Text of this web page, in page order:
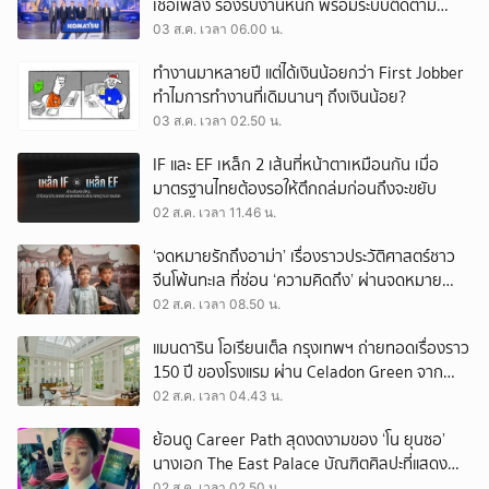
เชื้อเพลิง รองรับงานหนัก พร้อมระบบติดตาม
เครื่องจักรผ่านดาวเทียม
03 ส.ค. เวลา 06.00 น.
ทำงานมาหลายปี แต่ได้เงินน้อยกว่า First Jobber
ทำไมการทำงานที่เดิมนานๆ ถึงเงินน้อย?
03 ส.ค. เวลา 02.50 น.
IF และ EF เหล็ก 2 เส้นที่หน้าตาเหมือนกัน เมื่อ
มาตรฐานไทยต้องรอให้ตึกถล่มก่อนถึงจะขยับ
02 ส.ค. เวลา 11.46 น.
‘จดหมายรักถึงอาม่า’ เรื่องราวประวัติศาสตร์ชาว
จีนโพ้นทะเล ที่ซ่อน ‘ความคิดถึง’ ผ่านจดหมาย
‘โพยก๊วน’
02 ส.ค. เวลา 08.50 น.
แมนดาริน โอเรียนเต็ล กรุงเทพฯ ถ่ายทอดเรื่องราว
150 ปี ของโรงแรม ผ่าน Celadon Green จาก
เครื่องศิลาดล
02 ส.ค. เวลา 04.43 น.
ย้อนดู Career Path สุดงดงามของ ‘โน ยุนซอ’
นางเอก The East Palace บัณฑิตศิลปะที่แสดง